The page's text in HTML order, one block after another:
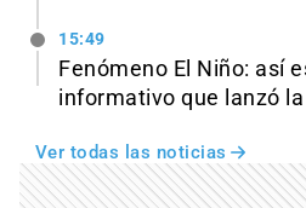
15:49
Fenómeno El Niño: así
informativo que lanzó
Ver todas las noticias